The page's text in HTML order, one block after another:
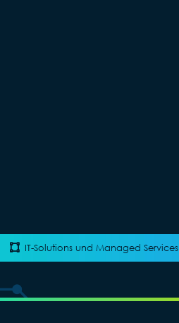
IT-Solutions und Managed Services